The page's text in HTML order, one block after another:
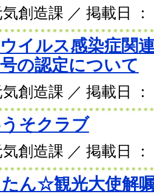
創造課 ／ 掲載日 ：
ウイルス感染症関
の認定について
創造課 ／ 掲載日 ：
そクラブ
創造課 ／ 掲載日 ：
ん☆観光大使解